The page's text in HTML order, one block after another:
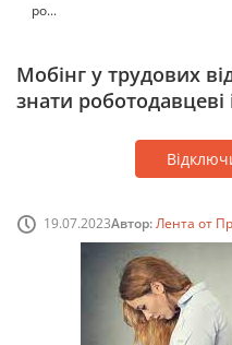
ро...
Мобінг у трудових
знати роботодавцеві
19.07.2023Автор:Лента от